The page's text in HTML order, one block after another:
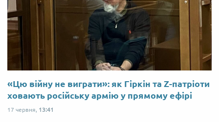
«Цю війну не виграти»: як Гіркін та Z-патріоти
ховають російську армію у прямому ефірі
17 червня, 13:41